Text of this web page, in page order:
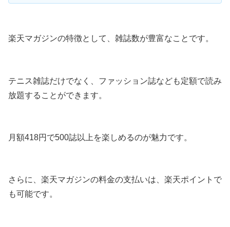
楽天マガジンの特徴として、雑誌数が豊富なことです。
テニス雑誌だけでなく、ファッション誌なども定額で読み
放題することができます。
月額418円で500誌以上を楽しめるのが魅力です。
さらに、楽天マガジンの料金の支払いは、楽天ポイントで
も可能です。